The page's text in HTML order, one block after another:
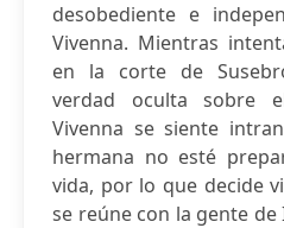
desobediente e
Vivenna. Mientras
en la corte de
verdad oculta sobre
Vivenna se siente
hermana no esté
vida, por lo que decide
se reúne con la gente